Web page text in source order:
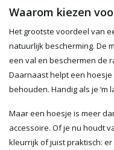
Waarom kiezen
Het grootste voordeel van
natuurlijk bescherming. De
een val en beschermen de
Daarnaast helpt een
behouden. Handig als je
Maar een hoesje is meer
accessoire. Of je nu houdt
kleurrijk of juist praktisch: